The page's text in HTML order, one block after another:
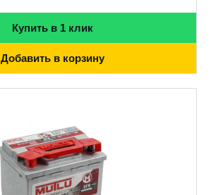
Купить в 1 клик
Добавить в корзину